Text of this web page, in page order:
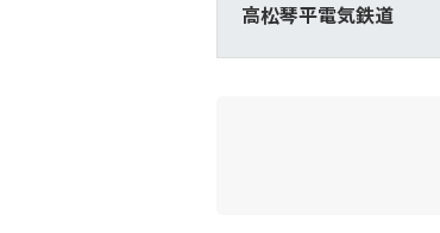
高松琴平電気鉄道